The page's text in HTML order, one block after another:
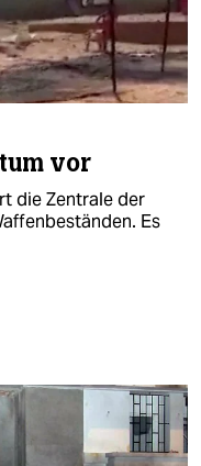
vor
die Zentrale der
Es